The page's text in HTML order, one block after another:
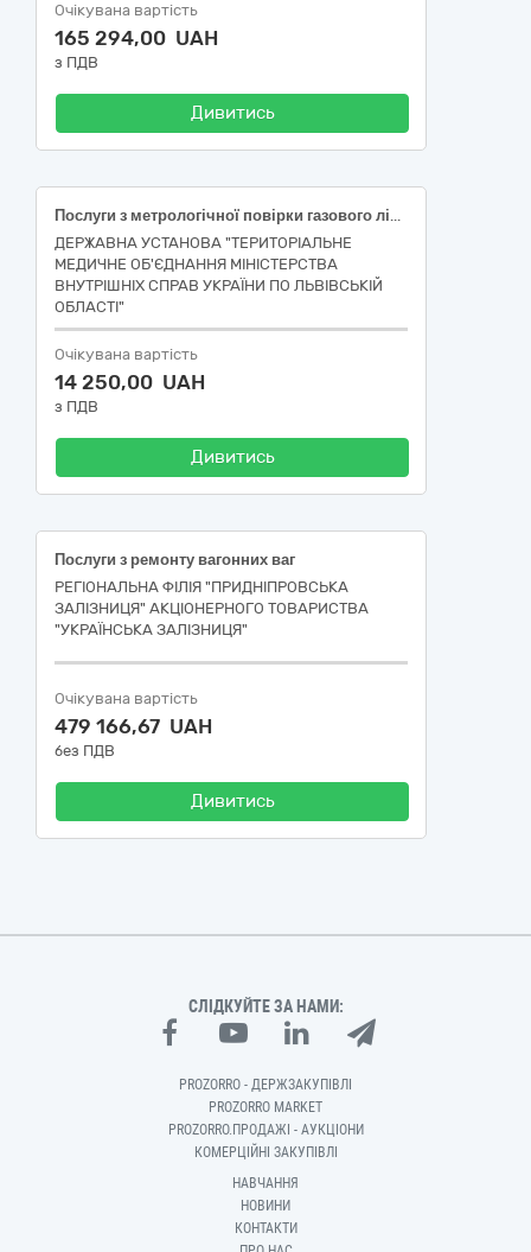
Очікувана вартість
165 294,00 UAH
з ПДВ
Дивитись
Послуги з метрологічної повірки газового лічильника та коректора газу, налагодження системи комерційного обліку газу та зчитування даних за допомогою віддаленого доступу («Єдиний закупівельний словник» код ДК 021:2015: 50410000-2 Послуги з ремонту і технічного обслуговування вимірювальних, випробувальних і контрольних приладів)
ДЕРЖАВНА УСТАНОВА "ТЕРИТОРІАЛЬНЕ
МЕДИЧНЕ ОБ'ЄДНАННЯ МІНІСТЕРСТВА
ВНУТРІШНІХ СПРАВ УКРАЇНИ ПО ЛЬВІВСЬКІЙ
ОБЛАСТІ"
Очікувана вартість
14 250,00 UAH
з ПДВ
Дивитись
Послуги з ремонту вагонних ваг
РЕГІОНАЛЬНА ФІЛІЯ "ПРИДНІПРОВСЬКА
ЗАЛІЗНИЦЯ" АКЦІОНЕРНОГО ТОВАРИСТВА
"УКРАЇНСЬКА ЗАЛІЗНИЦЯ"
Очікувана вартість
479 166,67 UAH
без ПДВ
Дивитись
СЛІДКУЙТЕ ЗА НАМИ:
PROZORRO - ДЕРЖЗАКУПІВЛІ
PROZORRO MARKET
PROZORRO.ПРОДАЖІ - АУКЦІОНИ
КОМЕРЦІЙНІ ЗАКУПІВЛІ
НАВЧАННЯ
НОВИНИ
КОНТАКТИ